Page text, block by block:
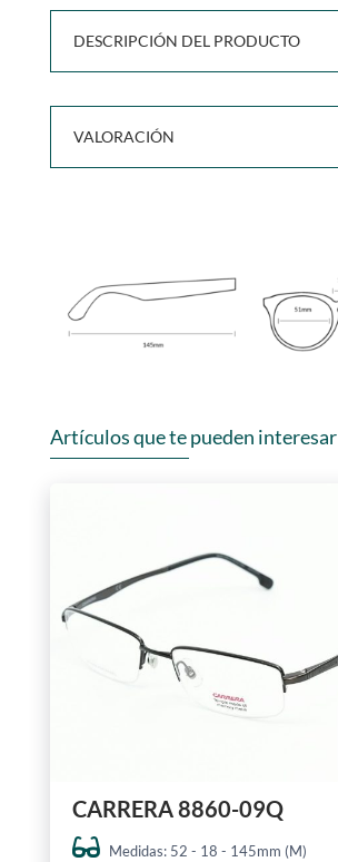
DESCRIPCIÓN DEL PRODUCTO
VALORACIÓN
Artículos que te pueden interesar
CARRERA 8860-09Q
Medidas: 52 - 18 - 145mm (M)